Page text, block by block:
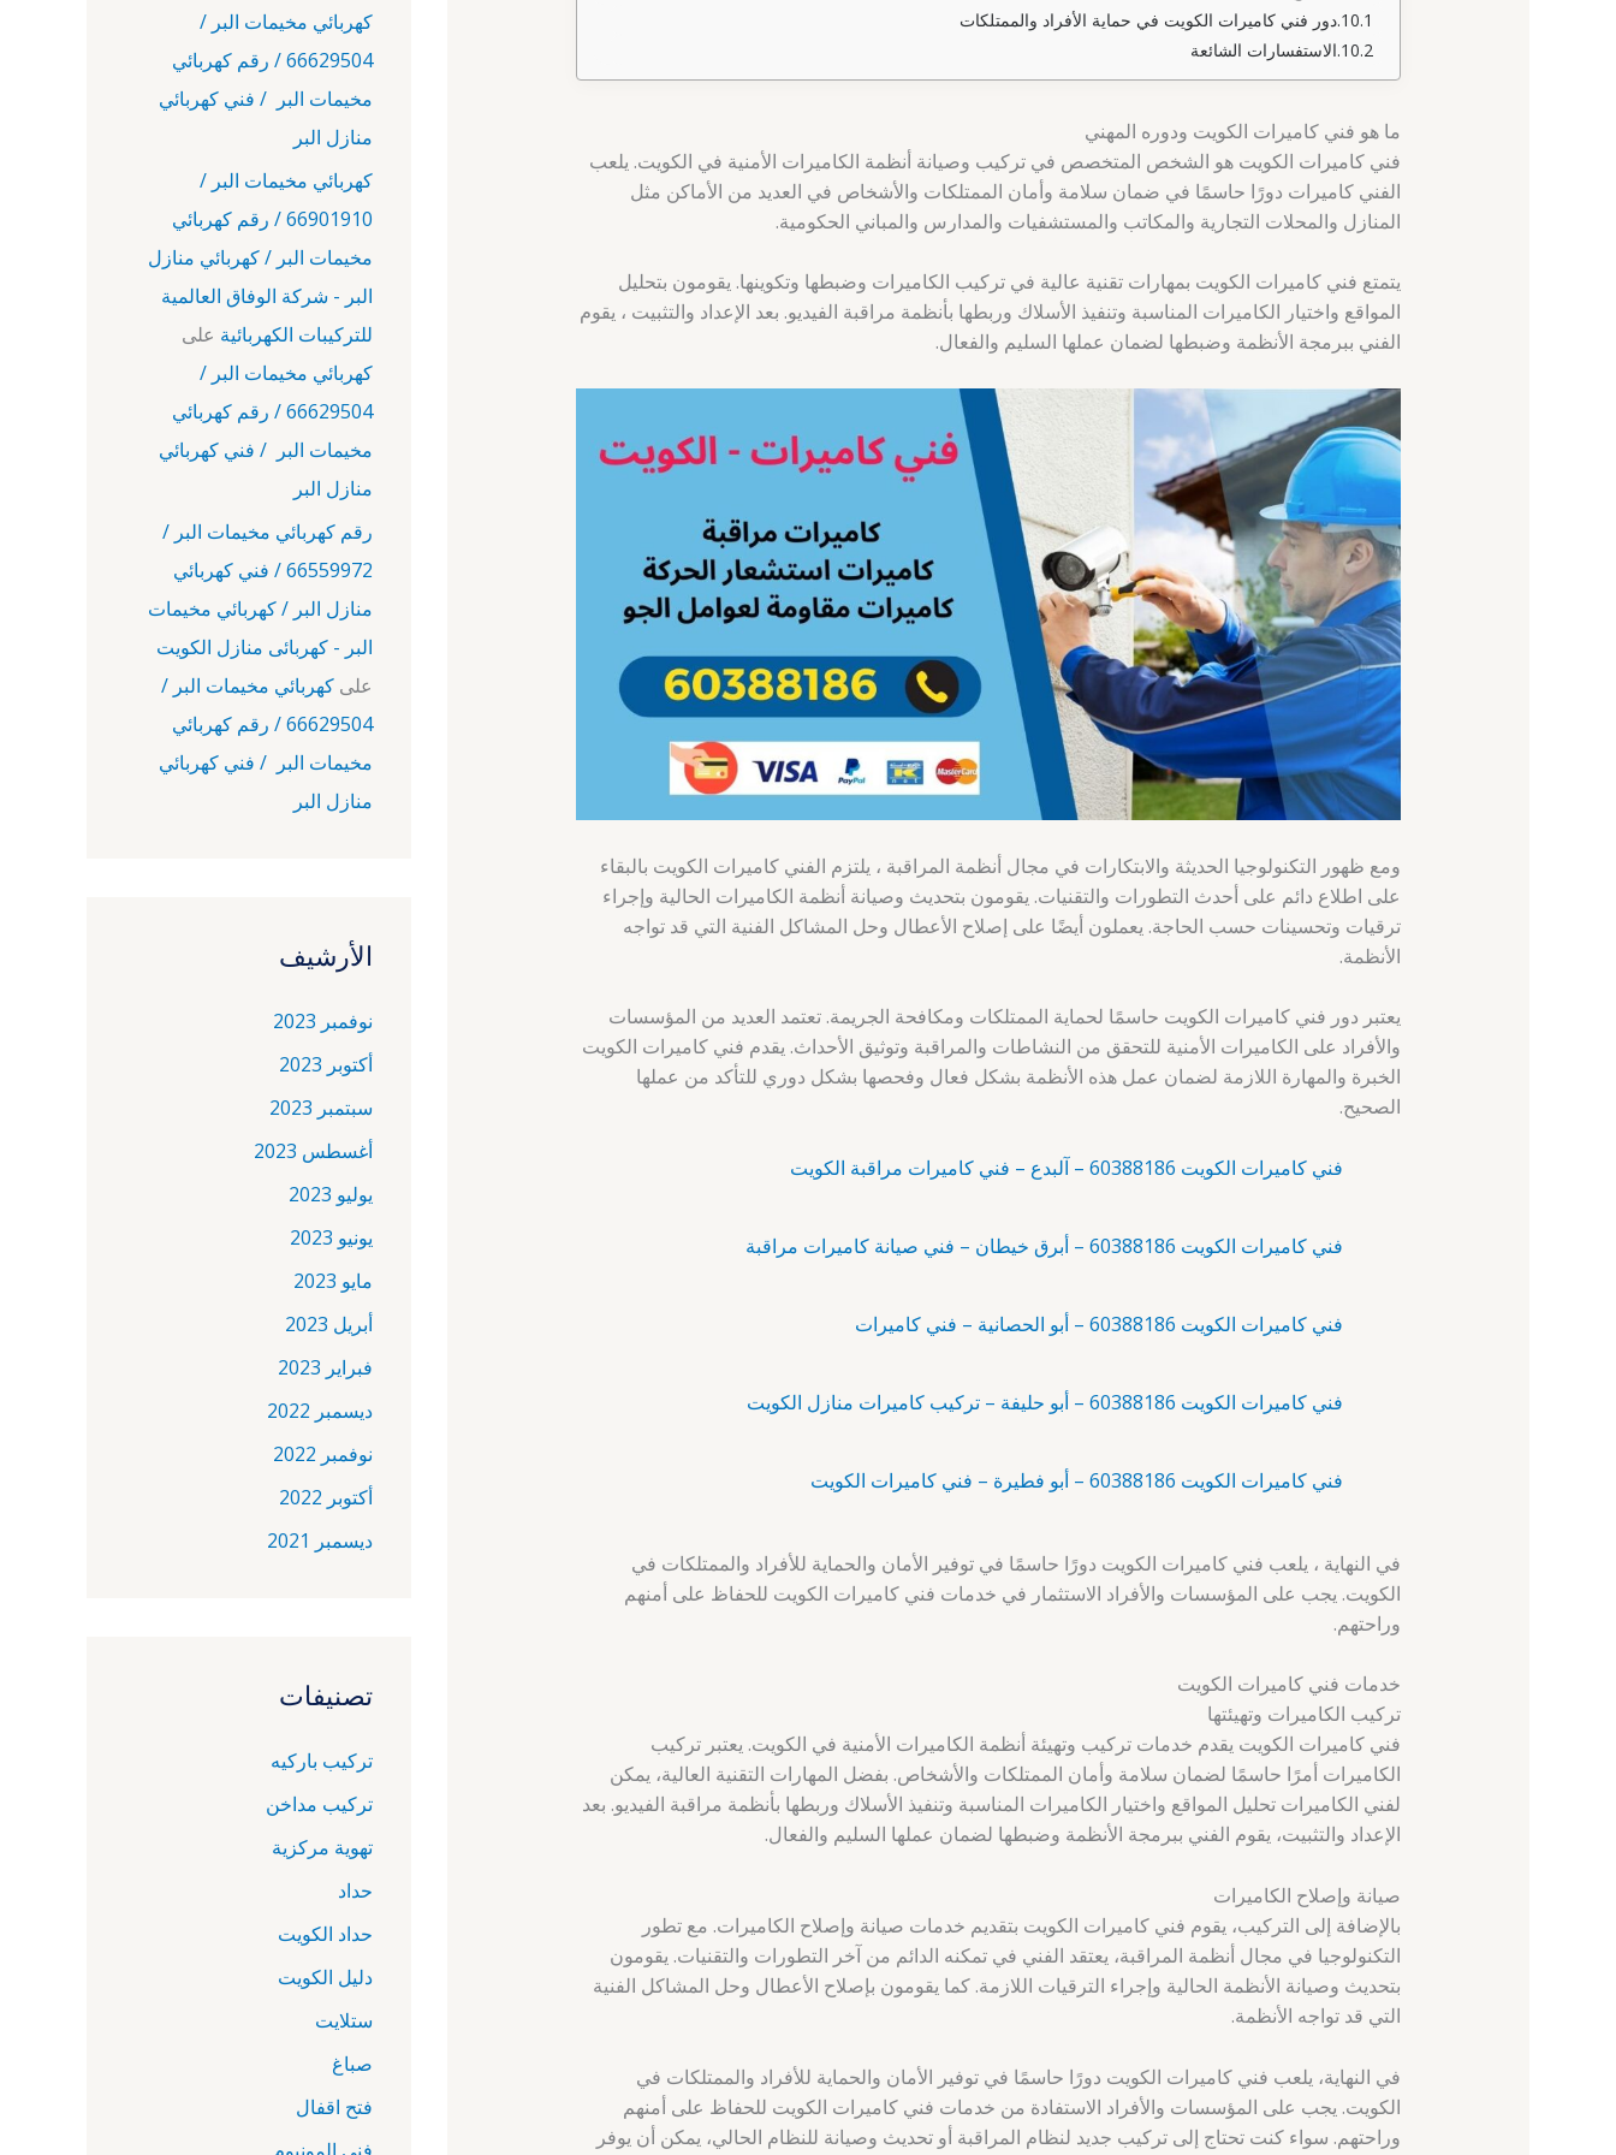
دور فني كاميرات الكويت في حماية الأفراد والممتلكات
الاستفسارات الشائعة
ما هو فني كاميرات الكويت ودوره المهني
فني كاميرات الكويت هو الشخص المتخصص في تركيب وصيانة أنظمة الكاميرات الأمنية في الكويت. يلعب
الفني كاميرات دورًا حاسمًا في ضمان سلامة وأمان الممتلكات والأشخاص في العديد من الأماكن مثل
المنازل والمحلات التجارية والمكاتب والمستشفيات والمدارس والمباني الحكومية.
يتمتع فني كاميرات الكويت بمهارات تقنية عالية في تركيب الكاميرات وضبطها وتكوينها. يقومون بتحليل
المواقع واختيار الكاميرات المناسبة وتنفيذ الأسلاك وربطها بأنظمة مراقبة الفيديو. بعد الإعداد والتثبيت ، يقوم
الفني ببرمجة الأنظمة وضبطها لضمان عملها السليم والفعال.
ومع ظهور التكنولوجيا الحديثة والابتكارات في مجال أنظمة المراقبة ، يلتزم الفني كاميرات الكويت بالبقاء
على اطلاع دائم على أحدث التطورات والتقنيات. يقومون بتحديث وصيانة أنظمة الكاميرات الحالية وإجراء
ترقيات وتحسينات حسب الحاجة. يعملون أيضًا على إصلاح الأعطال وحل المشاكل الفنية التي قد تواجه
الأنظمة.
يعتبر دور فني كاميرات الكويت حاسمًا لحماية الممتلكات ومكافحة الجريمة. تعتمد العديد من المؤسسات
والأفراد على الكاميرات الأمنية للتحقق من النشاطات والمراقبة وتوثيق الأحداث. يقدم فني كاميرات الكويت
الخبرة والمهارة اللازمة لضمان عمل هذه الأنظمة بشكل فعال وفحصها بشكل دوري للتأكد من عملها
الصحيح.
فني كاميرات الكويت 60388186 – آلبدع – فني كاميرات مراقبة الكويت
فني كاميرات الكويت 60388186 – أبرق خيطان – فني صيانة كاميرات مراقبة
فني كاميرات الكويت 60388186 – أبو الحصانية – فني كاميرات
فني كاميرات الكويت 60388186 – أبو حليفة – تركيب كاميرات منازل الكويت
فني كاميرات الكويت 60388186 – أبو فطيرة – فني كاميرات الكويت
في النهاية ، يلعب فني كاميرات الكويت دورًا حاسمًا في توفير الأمان والحماية للأفراد والممتلكات في
الكويت. يجب على المؤسسات والأفراد الاستثمار في خدمات فني كاميرات الكويت للحفاظ على أمنهم
وراحتهم.
خدمات فني كاميرات الكويت
تركيب الكاميرات وتهيئتها
فني كاميرات الكويت يقدم خدمات تركيب وتهيئة أنظمة الكاميرات الأمنية في الكويت. يعتبر تركيب
الكاميرات أمرًا حاسمًا لضمان سلامة وأمان الممتلكات والأشخاص. بفضل المهارات التقنية العالية، يمكن
لفني الكاميرات تحليل المواقع واختيار الكاميرات المناسبة وتنفيذ الأسلاك وربطها بأنظمة مراقبة الفيديو. بعد
الإعداد والتثبيت، يقوم الفني ببرمجة الأنظمة وضبطها لضمان عملها السليم والفعال.
صيانة وإصلاح الكاميرات
بالإضافة إلى التركيب، يقوم فني كاميرات الكويت بتقديم خدمات صيانة وإصلاح الكاميرات. مع تطور
التكنولوجيا في مجال أنظمة المراقبة، يعتقد الفني في تمكنه الدائم من آخر التطورات والتقنيات. يقومون
بتحديث وصيانة الأنظمة الحالية وإجراء الترقيات اللازمة. كما يقومون بإصلاح الأعطال وحل المشاكل الفنية
التي قد تواجه الأنظمة.
في النهاية، يلعب فني كاميرات الكويت دورًا حاسمًا في توفير الأمان والحماية للأفراد والممتلكات في
الكويت. يجب على المؤسسات والأفراد الاستفادة من خدمات فني كاميرات الكويت للحفاظ على أمنهم
وراحتهم. سواء كنت تحتاج إلى تركيب جديد لنظام المراقبة أو تحديث وصيانة للنظام الحالي، يمكن أن يوفر
كهربائي مخيمات البر /
66629504 / رقم كهربائي
مخيمات البر / فني كهربائي
منازل البر
كهربائي مخيمات البر /
66901910 / رقم كهربائي
مخيمات البر / كهربائي منازل
البر - شركة الوفاق العالمية
للتركيبات الكهربائية على
كهربائي مخيمات البر /
66629504 / رقم كهربائي
مخيمات البر / فني كهربائي
منازل البر
رقم كهربائي مخيمات البر /
66559972 / فني كهربائي
منازل البر / كهربائي مخيمات
البر - كهربائى منازل الكويت
على كهربائي مخيمات البر /
66629504 / رقم كهربائي
مخيمات البر / فني كهربائي
منازل البر
الأرشيف
نوفمبر 2023
أكتوبر 2023
سبتمبر 2023
أغسطس 2023
يوليو 2023
يونيو 2023
مايو 2023
أبريل 2023
فبراير 2023
ديسمبر 2022
نوفمبر 2022
أكتوبر 2022
ديسمبر 2021
تصنيفات
تركيب باركيه
تركيب مداخن
تهوية مركزية
حداد
حداد الكويت
دليل الكويت
ستلايت
صباغ
فتح اقفال